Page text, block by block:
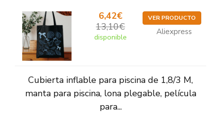
6,42€
13,10€
disponible
VER PRODUCTO
Aliexpress
Cubierta inflable para piscina de 1,8/3 M,
manta para piscina, lona plegable, película
para...